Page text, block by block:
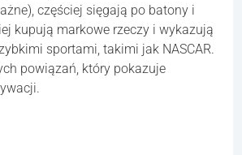
częściej sięgają po batony i
kupują markowe rzeczy i wykazują
sportami, takimi jak NASCAR.
powiązań, który pokazuje